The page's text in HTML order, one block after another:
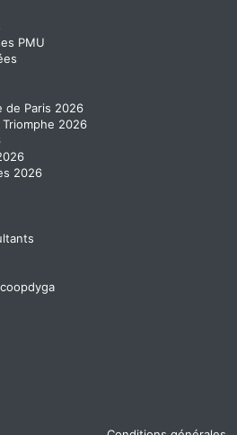
PMU
de Paris 2026
2026
2026